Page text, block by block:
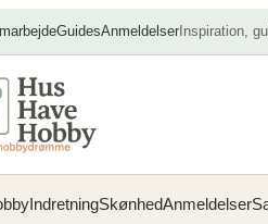
GuidesAnmeldelser Inspiration,
IndretningSkønhedAnmeldelser